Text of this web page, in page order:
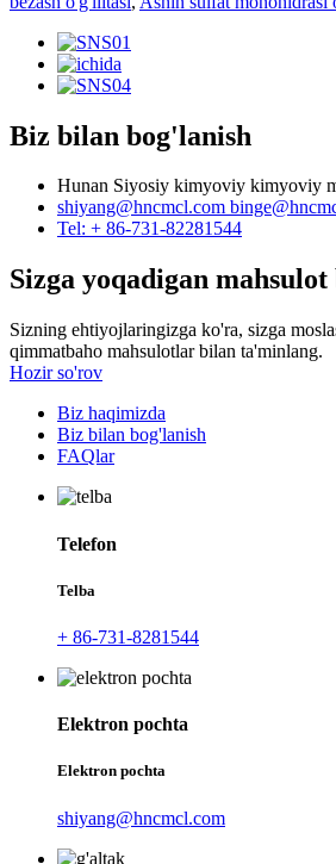
Biz bilan bog'lanish
Hunan Siyosiy kimyoviy kimyoviy
shiyang@hncmcl.com
Tel: + 86-731-82281544
Sizga yoqadigan
Sizning ehtiyojlaringizga ko'ra, sizga
qimmatbaho mahsulotlar bilan ta'minlang.
Hozir so'rov
Biz haqimizda
Biz bilan bog'lanish
FAQlar
Telefon
Telba
+ 86-731-8281544
Elektron pochta
Elektron pochta
shiyang@hncmcl.com